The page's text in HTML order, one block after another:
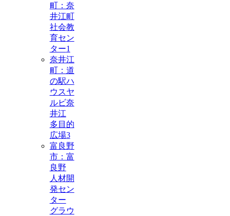
町：奈
井江町
社会教
育セン
ター1
奈井江
町：道
の駅ハ
ウスヤ
ルビ奈
井江
多目的
広場3
富良野
市：富
良野
人材開
発セン
ター
グラウ